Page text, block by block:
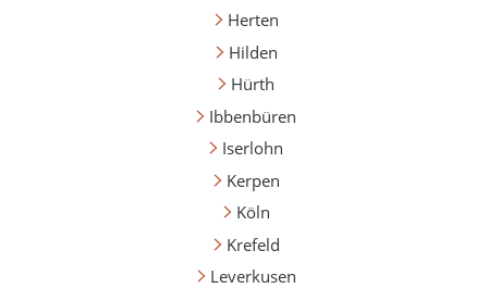
Herten
Hilden
Hürth
Ibbenbüren
Iserlohn
Kerpen
Köln
Krefeld
Leverkusen